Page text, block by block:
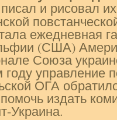
писал и рисовал
ежедневная
(США)
Союза
управление
ОГА
издать
Украина.